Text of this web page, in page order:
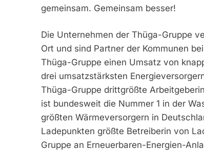
gemeinsam. Gemeinsam besser!
Die Unternehmen der Thüga-Gruppe
Ort und sind Partner der Kommunen
Thüga-Gruppe einen Umsatz von
drei umsatzstärksten
Thüga-Gruppe drittgrößte
ist bundesweit die Nummer 1 in der
größten Wärmeversorgern in
Ladepunkten größte Betreiberin von
Gruppe an Erneuerbaren-Energien-